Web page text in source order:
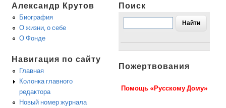
Александр Крутов
Биография
О жизни, о себе
О Фонде
Навигация по сайту
Главная
Колонка главного
редактора
Новый номер журнала
Поиск
Пожертвования
Помощь «Русскому Дому»